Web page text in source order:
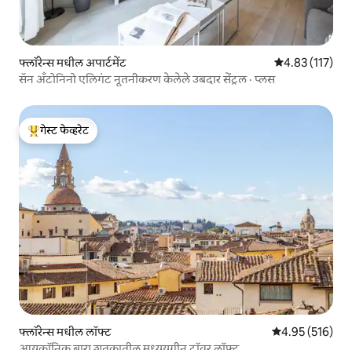
फ्लॉरेन्स मधील अपार्टमेंट 5 पैकी 4.83
4.83 (117)
सॅन अँटोनिनो एलिगंट नूतनीकरण केलेले उबदार सेंट्रल · प्लस
टॉप गेस्ट फेव्हरेट
गेस्ट फेव्हरेट
फ्लॉरेन्स मधील लॉफ्ट 5 पैकी 4.95
4.95 (516)